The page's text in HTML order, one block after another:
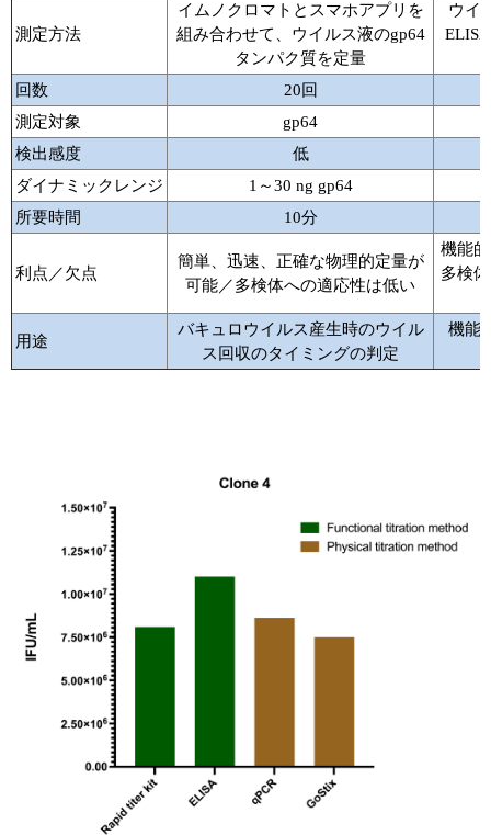
遺伝子検査ガイド（食品・水質・家畜他）
幹細胞・再生医療研究ガイド
クローニング実験ガイド
細胞選択ガイド
エピジェネティクス実験ガイド
動画ライブラリー
測定方法
イムノクロマトとスマホアプリを
組み合わせて、ウイルス液のgp64
タンパク質を定量
ウイ
回数
20回
測定対象
gp64
検出感度
低
ダイナミックレンジ
1～30 ng gp64
所要時間
10分
利点／欠点
簡単、迅速、正確な物理的定量が
可能／多検体への適応性は低い
機能
多検
用途
バキュロウイルス産生時のウイル
ス回収のタイミングの判定
機能